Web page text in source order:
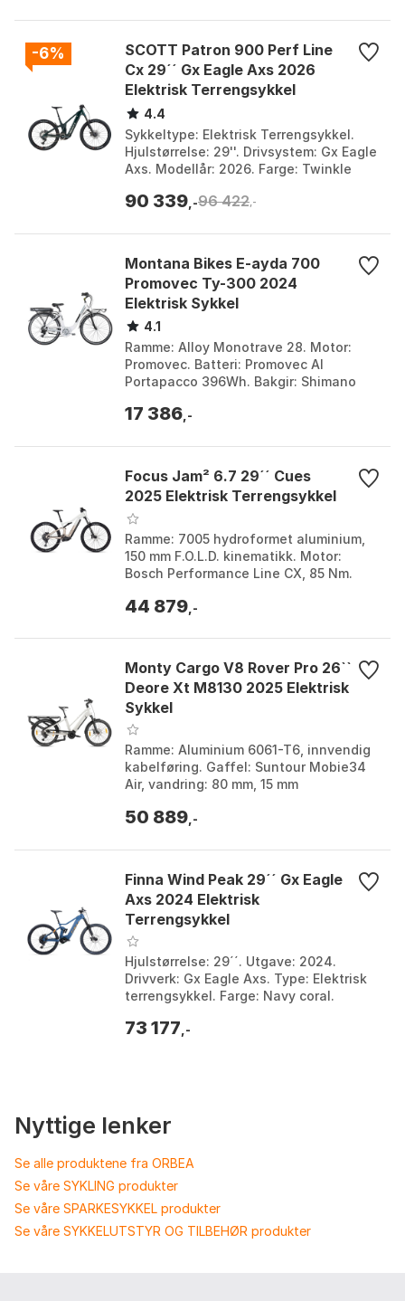
-6%
SCOTT Patron 900 Perf Line
Cx 29´´ Gx Eagle Axs 2026
Elektrisk Terrengsykkel
4.4
Sykkeltype: Elektrisk Terrengsykkel.
Hjulstørrelse: 29''. Drivsystem: Gx Eagle
Axs. Modellår: 2026. Farge: Twinkle
8...
90 339 ,-96 422,-
Montana Bikes E-ayda 700
Promovec Ty-300 2024
Elektrisk Sykkel
4.1
Ramme: Alloy Monotrave 28. Motor:
Promovec. Batteri: Promovec Al
Portapacco 396Wh. Bakgir: Shimano
Size. Størrelse 2: 396Wh...
17 386 ,-
Focus Jam² 6.7 29´´ Cues
2025 Elektrisk Terrengsykkel
Ramme: 7005 hydroformet aluminium,
150 mm F.O.L.D. kinematikk. Motor:
Bosch Performance Line CX, 85 Nm.
Wh), Bosch Powertub...
44 879 ,-
Monty Cargo V8 Rover Pro 26``
Deore Xt M8130 2025 Elektrisk
Sykkel
Ramme: Aluminium 6061-T6, innvendig
kabelføring. Gaffel: Suntour Mobie34
Air, vandring: 80 mm, 15 mm
Shimano Deore XT Linkglide ...
50 889 ,-
Finna Wind Peak 29´´ Gx Eagle
Axs 2024 Elektrisk
Terrengsykkel
Hjulstørrelse: 29´´. Utgave: 2024.
Drivverk: Gx Eagle Axs. Type: Elektrisk
terrengsykkel. Farge: Navy coral.
73 177 ,-
Nyttige lenker
Se alle produktene fra ORBEA
Se våre SYKLING produkter
Se våre SPARKESYKKEL produkter
Se våre SYKKELUTSTYR OG TILBEHØR produkter